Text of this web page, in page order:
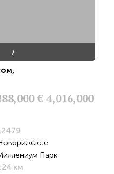
/
,
€ 4,016,000
Парк
24 км